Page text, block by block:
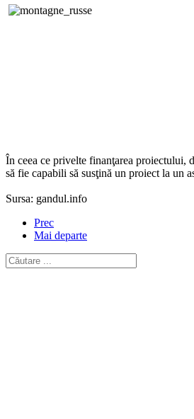
În ceea ce privelte finanţarea proiectului,
să fie capabili să susţină un proiect la un
Sursa: gandul.info
Prec
Mai departe